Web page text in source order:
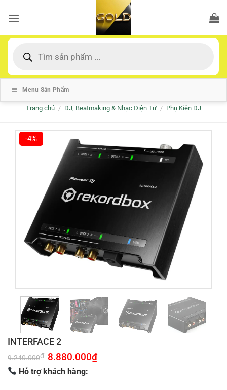
qua
dung
kiếm
Menu Sản Phẩm
Trang chủ / DJ, Beatmaking & Nhạc Điện Tử / Phụ Kiện DJ
-4%
INTERFACE 2
9.240.000₫ Giá
gốc
là:
9.240.000₫.
8.880.000₫Giá
Hỗ trợ khách hàng: